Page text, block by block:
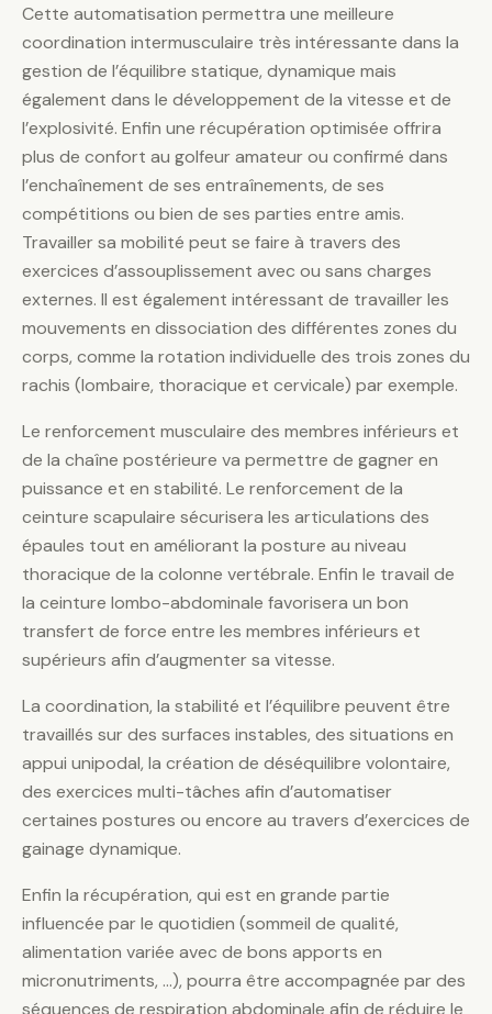
Cette automatisation permettra une meilleure
coordination intermusculaire très intéressante dans la
gestion de l’équilibre statique, dynamique mais
également dans le développement de la vitesse et de
l’explosivité. Enfin une récupération optimisée offrira
plus de confort au golfeur amateur ou confirmé dans
l’enchaînement de ses entraînements, de ses
compétitions ou bien de ses parties entre amis.
Travailler sa mobilité peut se faire à travers des
exercices d’assouplissement avec ou sans charges
externes. Il est également intéressant de travailler les
mouvements en dissociation des différentes zones du
corps, comme la rotation individuelle des trois zones du
rachis (lombaire, thoracique et cervicale) par exemple.
Le renforcement musculaire des membres inférieurs et
de la chaîne postérieure va permettre de gagner en
puissance et en stabilité. Le renforcement de la
ceinture scapulaire sécurisera les articulations des
épaules tout en améliorant la posture au niveau
thoracique de la colonne vertébrale. Enfin le travail de
la ceinture lombo-abdominale favorisera un bon
transfert de force entre les membres inférieurs et
supérieurs afin d’augmenter sa vitesse.
La coordination, la stabilité et l’équilibre peuvent être
travaillés sur des surfaces instables, des situations en
appui unipodal, la création de déséquilibre volontaire,
des exercices multi-tâches afin d’automatiser
certaines postures ou encore au travers d’exercices de
gainage dynamique.
Enfin la récupération, qui est en grande partie
influencée par le quotidien (sommeil de qualité,
alimentation variée avec de bons apports en
micronutriments, …), pourra être accompagnée par des
séquences de respiration abdominale afin de réduire le